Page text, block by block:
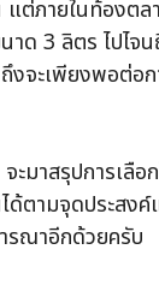
ต่ภายในท้องต
าด 3 ลิตร ไปไจ
งจะเพียงพอต่อ
สรุปการเลือก
ด้ตามจุดประสงค์
รณาอีกด้วยครับ